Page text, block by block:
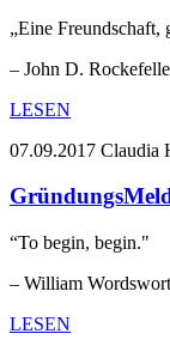
„Eine Freundschaft,
– John D.
LESEN
07.09.2017 Claudia
“To begin, begin."
– William
LESEN